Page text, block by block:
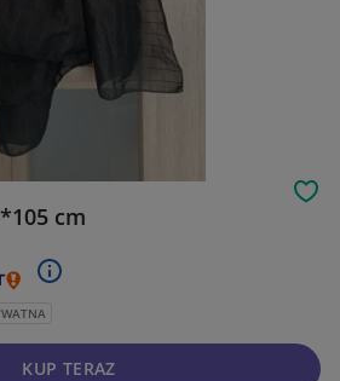
cm
KUP TERAZ